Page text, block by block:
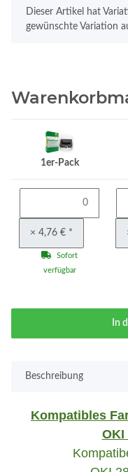
xDieser Artikel hat
gewünschte Variation
1er-Pack
× 4,76 € *
Sofort
verfügbar
In
Beschreibung
Kompatibles
OKI